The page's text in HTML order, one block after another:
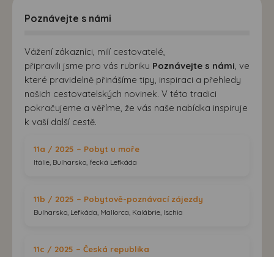
Poznávejte s námi
Vážení zákazníci, milí cestovatelé,
připravili jsme pro vás rubriku Poznávejte s námi, ve
které pravidelně přinášíme tipy, inspiraci a přehledy
našich cestovatelských novinek. V této tradici
pokračujeme a věříme, že vás naše nabídka inspiruje
k vaší další cestě.
11a / 2025 – Pobyt u moře
Itálie, Bulharsko, řecká Lefkáda
11b / 2025 – Pobytově-poznávací zájezdy
Bulharsko, Lefkáda, Mallorca, Kalábrie, Ischia
11c / 2025 – Česká republika